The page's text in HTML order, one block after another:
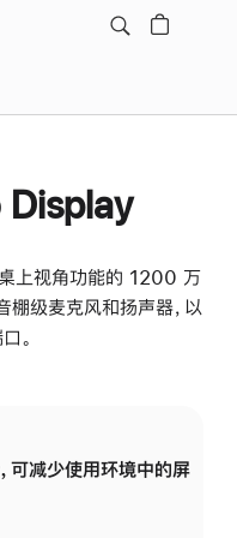
Display
上视角功能的 1200 万
级麦克风和扬声器，以
。
可减少使用环境中的屏